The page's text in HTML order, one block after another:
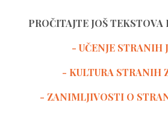
PROČITAJTE JOŠ TEKSTOVA
- UČENJE STRANIH
- KULTURA STRANIH
- ZANIMLJIVOSTI O